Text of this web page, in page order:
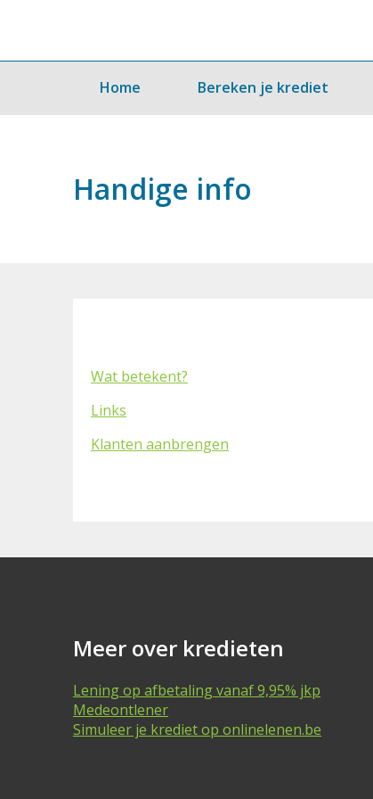
Home Bereken je krediet
Handige info
Wat betekent?
Links
Klanten aanbrengen
Meer over kredieten
Lening op afbetaling vanaf 9,95% jkp
Medeontlener
Simuleer je krediet op onlinelenen.be